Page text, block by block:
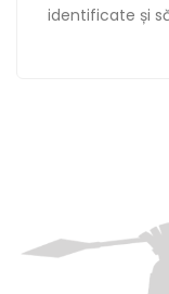
identificate și